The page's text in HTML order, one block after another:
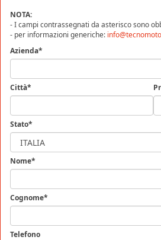
NOTA:
- I campi contrassegnati da asterisco sono
- per informazioni generiche:
Azienda*
Città*
Stato*
Nome*
Cognome*
Telefono